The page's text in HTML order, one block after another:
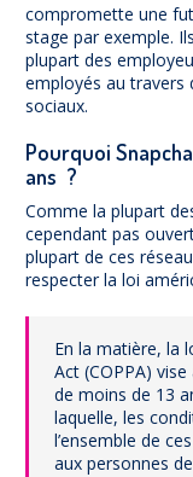
compromette une
stage par exemple.
plupart des
employés au travers
sociaux.
Pourquoi
ans ?
Comme la plupart
cependant pas
plupart de ces
respecter la loi
En la matière, la
Act (COPPA)
de moins de 13
laquelle, les
l’ensemble de
aux personnes